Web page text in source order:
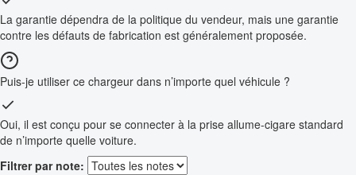
La garantie dépendra de la politique du vendeur, mais une garantie
contre les défauts de fabrication est généralement proposée.
Puis-je utiliser ce chargeur dans n’importe quel véhicule ?
Oui, il est conçu pour se connecter à la prise allume-cigare standard
de n’importe quelle voiture.
Filtrer par note: